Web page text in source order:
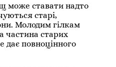
може ставати надто
старі,
Молодим гілкам
частина старих
дає повноцінного